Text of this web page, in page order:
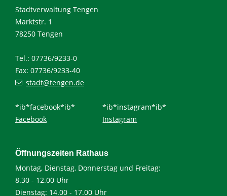
Stadtverwaltung Tengen
Marktstr. 1
78250 Tengen
Tel.: 07736/9233-0
Fax: 07736/9233-40
stadt@tengen.de
*ib*facebook*ib*
Facebook
*ib*instagram*ib*
Instagram
Öffnungszeiten Rathaus
Montag, Dienstag, Donnerstag und Freitag:
8.30 - 12.00 Uhr
Dienstag: 14.00 - 17.00 Uhr